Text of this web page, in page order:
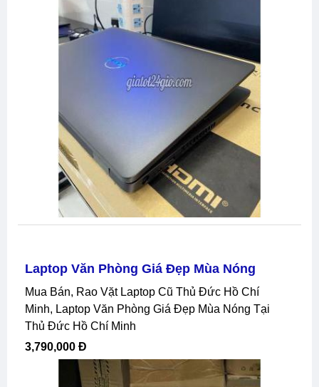
Laptop Văn Phòng Giá Đẹp Mùa Nóng
Mua Bán, Rao Vặt Laptop Cũ Thủ Đức Hồ Chí
Minh, Laptop Văn Phòng Giá Đẹp Mùa Nóng Tại
Thủ Đức Hồ Chí Minh
3,790,000 Đ